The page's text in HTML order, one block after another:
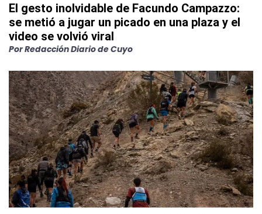
El gesto inolvidable de Facundo Campazzo:
se metió a jugar un picado en una plaza y el
video se volvió viral
PorRedacción Diario de Cuyo